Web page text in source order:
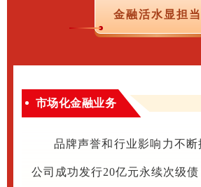
金融活水显担当
市场化金融业务
品牌声誉和行业影响力不
公司成功发行20亿元永续次级